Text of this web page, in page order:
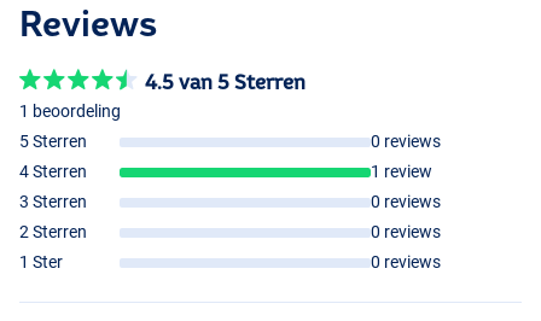
Reviews
4.5 van 5 Sterren
1 beoordeling
5 Sterren
0 reviews
4 Sterren
1 review
3 Sterren
0 reviews
2 Sterren
0 reviews
1 Ster
0 reviews